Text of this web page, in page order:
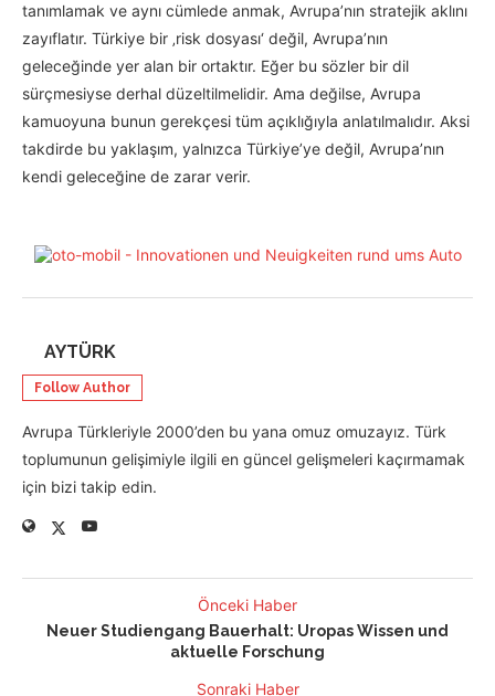
tanımlamak ve aynı cümlede anmak, Avrupa’nın stratejik aklını
zayıflatır. Türkiye bir ‚risk dosyası‘ değil, Avrupa’nın
geleceğinde yer alan bir ortaktır. Eğer bu sözler bir dil
sürçmesiyse derhal düzeltilmelidir. Ama değilse, Avrupa
kamuoyuna bunun gerekçesi tüm açıklığıyla anlatılmalıdır. Aksi
takdirde bu yaklaşım, yalnızca Türkiye’ye değil, Avrupa’nın
kendi geleceğine de zarar verir.
AYTÜRK
Follow Author
Avrupa Türkleriyle 2000’den bu yana omuz omuzayız. Türk
toplumunun gelişimiyle ilgili en güncel gelişmeleri kaçırmamak
için bizi takip edin.
Önceki Haber
Neuer Studiengang Bauerhalt: Uropas Wissen und
aktuelle Forschung
Sonraki Haber